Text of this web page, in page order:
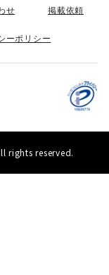
せ 掲載依頼
ーポリシー
rights reserved.